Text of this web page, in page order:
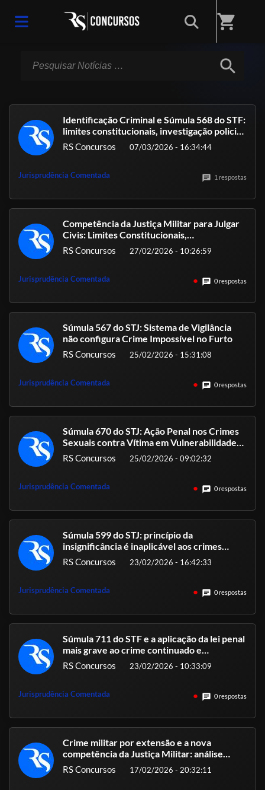
shopping_cart
search
Identificação Criminal e Súmula 568 do STF:
limites constitucionais, investigação policial
e aplicação prática
RS Concursos 07/03/2026 - 16:34:44
Jurisprudência Comentada chat 1 respostas
Competência da Justiça Militar para Julgar
Civis: Limites Constitucionais,
Jurisprudência e Impactos para a Segurança
Pública
RS Concursos 27/02/2026 - 10:26:59
Jurisprudência Comentada chat 0 respostas
Súmula 567 do STJ: Sistema de Vigilância
não configura Crime Impossível no Furto
RS Concursos 25/02/2026 - 15:31:08
Jurisprudência Comentada chat 0 respostas
Súmula 670 do STJ: Ação Penal nos Crimes
Sexuais contra Vítima em Vulnerabilidade
Temporária
RS Concursos 25/02/2026 - 09:02:32
Jurisprudência Comentada chat 0 respostas
Súmula 599 do STJ: princípio da
insignificância é inaplicável aos crimes
contra a Administração Pública
RS Concursos 23/02/2026 - 16:42:33
Jurisprudência Comentada chat 0 respostas
Súmula 711 do STF e a aplicação da lei penal
mais grave ao crime continuado e
permanente
RS Concursos 23/02/2026 - 10:33:09
Jurisprudência Comentada chat 0 respostas
Crime militar por extensão e a nova
competência da Justiça Militar: análise
estratégica da Lei 13.491/17 com base na
jurisprudência do STF, STM e TJMs
RS Concursos 17/02/2026 - 20:32:11